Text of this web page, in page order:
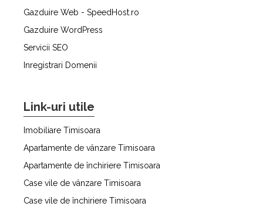
Gazduire Web - SpeedHost.ro
Gazduire WordPress
Servicii SEO
Inregistrari Domenii
Link-uri utile
Imobiliare Timisoara
Apartamente de vânzare Timisoara
Apartamente de închiriere Timisoara
Case vile de vânzare Timisoara
Case vile de închiriere Timisoara